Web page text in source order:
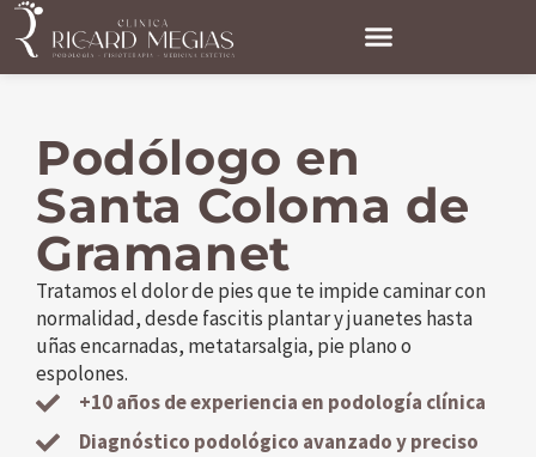
Podólogo en
Santa Coloma de
Gramanet
Tratamos el dolor de pies que te impide caminar con
normalidad, desde fascitis plantar y juanetes hasta
uñas encarnadas, metatarsalgia, pie plano o
espolones.
+10 años de experiencia en podología clínica
Diagnóstico podológico avanzado y preciso